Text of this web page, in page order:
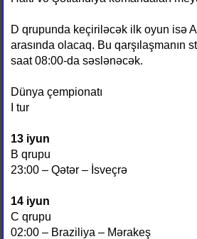
D qrupunda keçiriləcək ilk oyun isə
arasında olacaq. Bu qarşılaşmanın
saat 08:00-da səslənəcək.
Dünya çempionatı
I tur
13 iyun
B qrupu
23:00 – Qətər – İsveçrə
14 iyun
C qrupu
02:00 – Braziliya – Mərakeş